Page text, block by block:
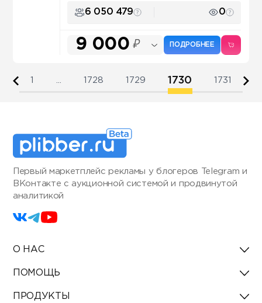
6 050 479 0
9 000 ₽ ПОДРОБНЕЕ
1728 1729 1730 1731
Первый маркетплейс рекламы у блогеров Telegram и
ВКонтакте с аукционной системой и продвинутой
аналитикой
О НАС
ПОМОЩЬ
ПРОДУКТЫ